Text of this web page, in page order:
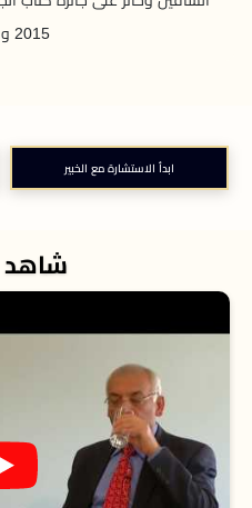
2015 و 2017.
ابدأ الاستشارة مع الخبير
شاهد